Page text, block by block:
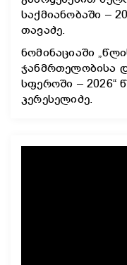
საქმიანობაში –
თავაძე.
ნომინაციაში
ჯანმრთელობისა
სფეროში – 2026“
კერესელიძე.